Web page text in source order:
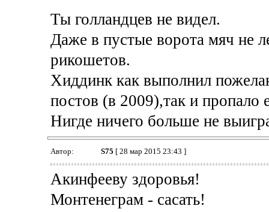
Ты голландцев не видел.
Даже в пустые ворота мяч не
рикошетов.
Хиддинк как выполнил
постов (в 2009),так и пропало
Нигде ничего больше не
Автор: S75 [ 28 мар 2015 23:43 ]
Акинфееву здоровья!
Монтенеграм - сасать!